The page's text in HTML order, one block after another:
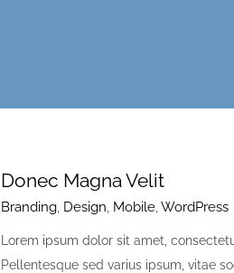
Donec Magna Velit
Branding, Design, Mobile,WordPress
Lorem ipsum dolor sit amet,
Pellentesque sed varius ipsum, vitae